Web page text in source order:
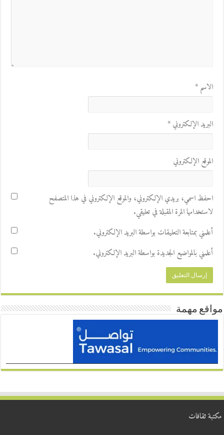
الاسم*
البريد الإلكتروني*
الموقع الإلكتروني
احفظ اسمي، بريدي الإلكتروني، والموقع الإلكتروني في هذا المتصفح
لاستخدامها المرة المقبلة في تعليقي.
أعلمني بمتابعة التعليقات بواسطة البريد الإلكتروني.
أعلمني بالمواضيع الجديدة بواسطة البريد الإلكتروني.
مواقع مهمة
مكتبة ثقافات